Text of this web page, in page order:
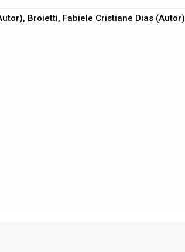
Broietti, Fabiele Cristiane Dias (Autor)